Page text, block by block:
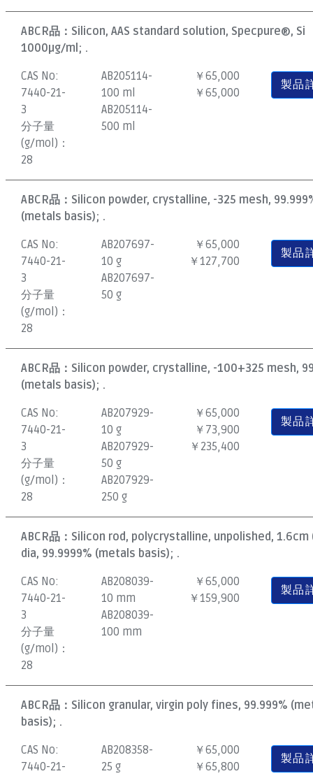
ABCR品： Silicon, AAS standard solution, Specpure®, Si
1000µg/ml; .
CAS No:
7440-21-
3
分子量
(g/mol)：
28
AB205114-
100 ml
AB205114-
500 ml
￥65,000
￥65,000
製品
ABCR品： Silicon powder, crystalline, -325 mesh,
(metals basis); .
CAS No:
7440-21-
3
分子量
(g/mol)：
28
AB207697-
10 g
AB207697-
50 g
￥65,000
￥127,700
製品
ABCR品： Silicon powder, crystalline, -100+325 mesh,
(metals basis); .
CAS No:
7440-21-
3
分子量
(g/mol)：
28
AB207929-
10 g
AB207929-
50 g
AB207929-
250 g
￥65,000
￥73,900
￥235,400
製品
ABCR品： Silicon rod, polycrystalline, unpolished, 1.6cm
dia, 99.9999% (metals basis); .
CAS No:
7440-21-
3
分子量
(g/mol)：
28
AB208039-
10 mm
AB208039-
100 mm
￥65,000
￥159,900
製品
ABCR品： Silicon granular, virgin poly fines, 99.999%
basis); .
CAS No:
7440-21-
AB208358-
25 g
￥65,000
￥65,800
製品